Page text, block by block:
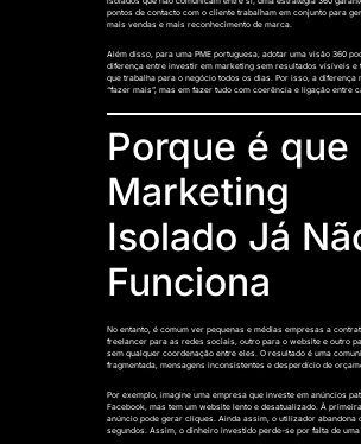
pontos de contacto com o cliente trabalham em conjunto para
mais vendas e mais reconhecimento de marca.
Além disso, para uma PME portuguesa, adotar uma visão 360
diferença entre investir em marketing sem resultados visíveis e
que trabalha para o negócio todos os dias. Por isso, a diferença
“fazer mais”, mas em fazer tudo com coerência e ligação entre
Porque é que
Marketing
Isolado Já
Funciona
No entanto, é comum ver pequenas e médias empresas a
freelancer para as redes sociais, outro para o website e outro
sem qualquer coordenação entre eles. O resultado é uma
fragmentada, mensagens inconsistentes e desperdício de
Por exemplo, imagine uma empresa que investe em anúncios
Facebook, mas tem um website lento e desatualizado. À
anúncio pode gerar cliques. Ainda assim, o utilizador abandona
segundos. Assim, o dinheiro investido perde-se por falta de uma